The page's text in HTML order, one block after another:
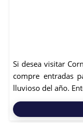
Si desea visitar
compre entradas
lluvioso del año.